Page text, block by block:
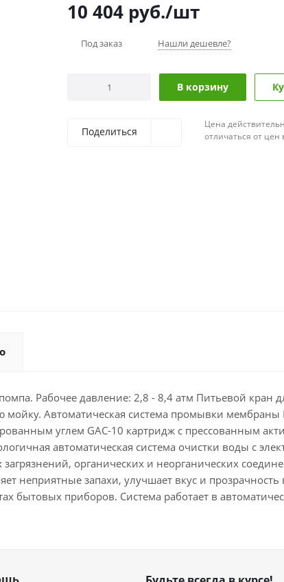
10 404 руб./шт
Под заказ Нашли дешевле?
В корзину
Поделиться
Цена
отличаться от
Рабочее давление: 2,8 - 8,4 атм Питьевой
Автоматическая система промывки мембраны
углем GAC-10 картридж с прессованным
автоматическая система очистки воды с
органических и неорганических
неприятные запахи, улучшает вкус и
бытовых приборов. Система работает в